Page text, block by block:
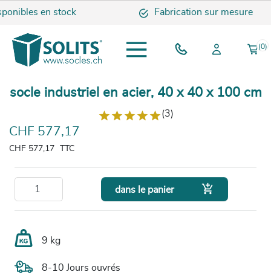
en stock Fabrication sur mesure
(0)
socle industriel en acier, 40 x 40 x 100 cm
(3)
CHF 577,17
CHF 577,17 TTC
dans le panier 
9 kg
8-10 Jours ouvrés